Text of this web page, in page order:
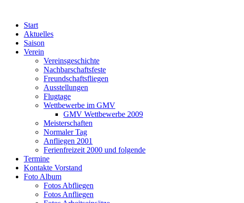
springenStart
Aktuelles
Saison
Verein
Vereinsgeschichte
Nachbarschaftsfeste
Freundschaftsfliegen
Ausstellungen
Flugtage
Wettbewerbe im GMV
GMV Wettbewerbe 2009
Meisterschaften
Normaler Tag
Anfliegen 2001
Ferienfreizeit 2000 und folgende
Termine
Kontakte Vorstand
Foto Album
Fotos Abfliegen
Fotos Anfliegen